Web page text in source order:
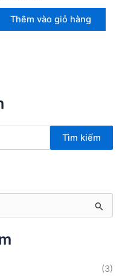
Thêm vào giỏ hàng
Tìm kiếm
(3)